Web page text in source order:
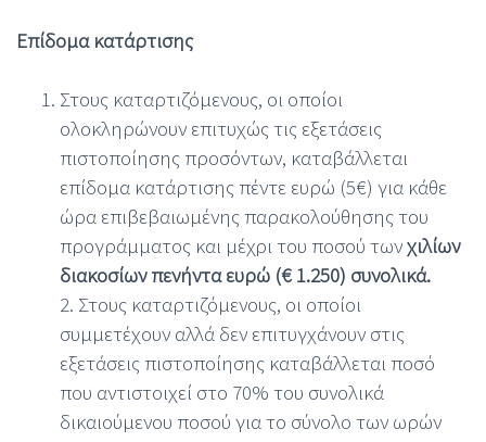
Επίδομα κατάρτισης
Στους καταρτιζόμενους, οι οποίοι
ολοκληρώνουν επιτυχώς τις εξετάσεις
πιστοποίησης προσόντων, καταβάλλεται
επίδομα κατάρτισης πέντε ευρώ (5€) για κάθε
ώρα επιβεβαιωμένης παρακολούθησης του
προγράμματος και μέχρι του ποσού τωνχιλίων
διακοσίων πενήντα ευρώ (€ 1.250) συνολικά.
2. Στους καταρτιζόμενους, οι οποίοι
συμμετέχουν αλλά δεν επιτυγχάνουν στις
εξετάσεις πιστοποίησης καταβάλλεται ποσό
που αντιστοιχεί στο 70% του συνολικά
δικαιούμενου ποσού για το σύνολο των ωρών